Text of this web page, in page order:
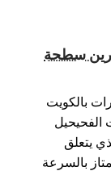
/ ونش كرين سطحة
بالكويت
يتعلق
بالسرعة